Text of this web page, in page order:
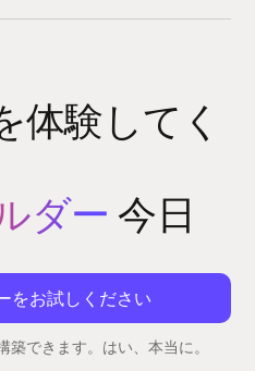
体験してく
ダー 今日
をお試しください
できます。はい、本当に。